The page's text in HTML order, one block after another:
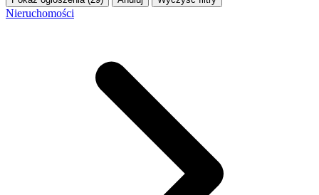
Nieruchomości